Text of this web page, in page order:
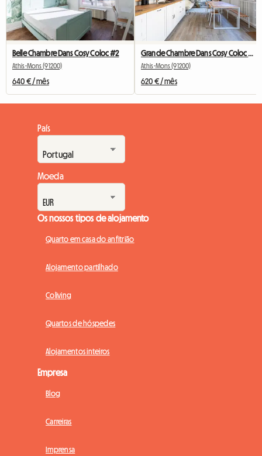
Belle Chambre Dans Cosy Coloc #2
Athis-Mons (91200)
640 € / mês
Athis-Mons (91200)
620 € / mês
País
Moeda
Os nossos tipos de alojamento
Quarto em casa do anfitrião
Alojamento partilhado
Coliving
Quartos de hóspedes
Alojamentos inteiros
Empresa
Blog
Carreiras
Imprensa